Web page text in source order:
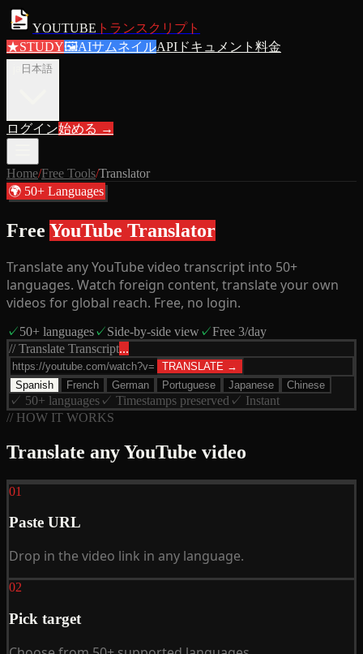
YOUTUBE トランスクリプト
★STUDY🖼AIサムネイルAPIドキュメント 料金
日本語
ログイン始める →
Home/Free Tools/Translator
🌍 50+ Languages
Free YouTube Translator
Translate any YouTube video transcript into 50+
languages. Watch foreign content, translate your own
videos for global reach. Free, no login.
✓50+ languages✓Side-by-side view✓Free 3/day
// Translate Transcript...
TRANSLATE →
Spanish
French German Portuguese Japanese Chinese
✓ 50+ languages ✓ Timestamps preserved ✓ Instant
// HOW IT WORKS
Translate any YouTube video
01
Paste URL
Drop in the video link in any language.
02
Pick target